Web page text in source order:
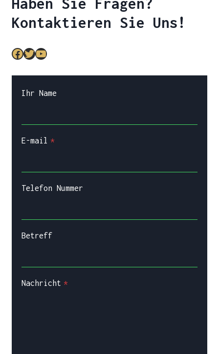
Kontaktieren Sie Uns!
Facebook Twitter YouTube
Ihr Name
E-mail *
Telefon Nummer
Betreff
Nachricht *